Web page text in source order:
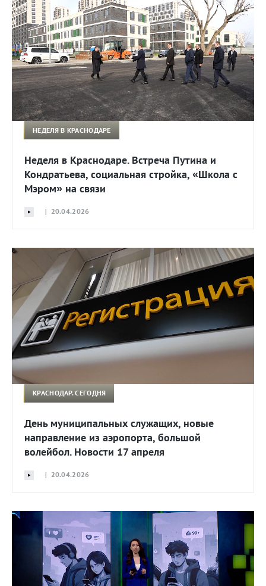
НЕДЕЛЯ В КРАСНОДАРЕ
Неделя в Краснодаре. Встреча Путина и
Кондратьева, социальная стройка, «Школа с
Мэром» на связи
| 20.04.2026
КРАСНОДАР. СЕГОДНЯ
День муниципальных служащих, новые
направление из аэропорта, большой
волейбол. Новости 17 апреля
| 20.04.2026